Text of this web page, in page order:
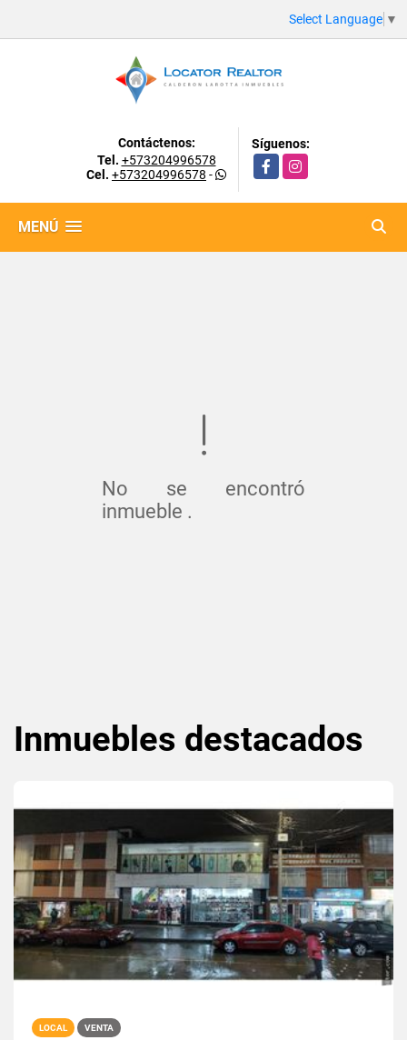
Select Language ▼
Contáctenos:
Tel. +573204996578
Cel. +573204996578 -
Síguenos:
FacebookInstagram
MENÚ
No se encontró
inmueble .
Inmuebles destacados
LOCAL VENTA